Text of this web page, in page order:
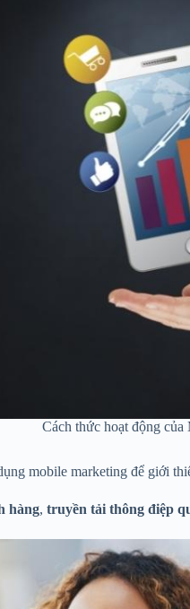
Cách thức hoạt động
mobile marketing để giới
hàng, truyền tải thông điệp